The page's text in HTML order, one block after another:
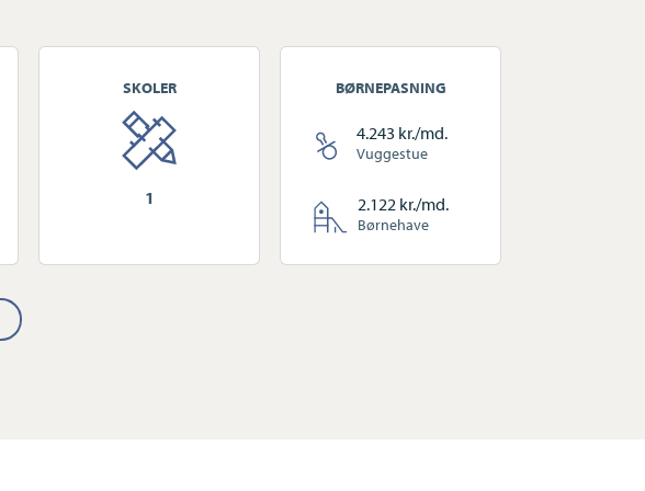
SKOLER
1
BØRNEPASNING
Vuggestue
4.243 kr./md.
Børnehave
2.122 kr./md.